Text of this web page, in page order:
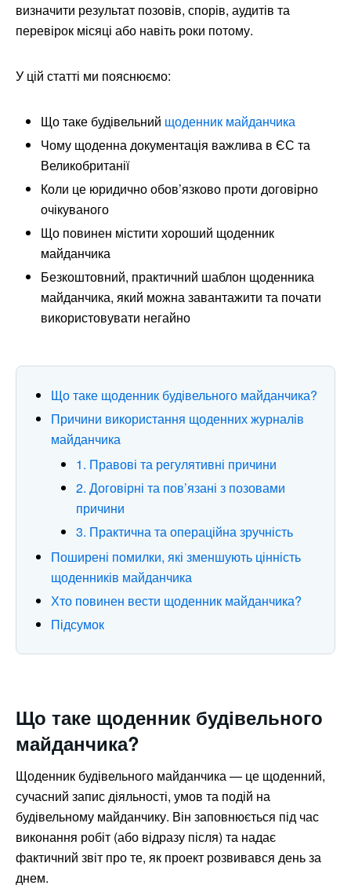
визначити результат позовів, спорів, аудитів та
перевірок місяці або навіть роки потому.
У цій статті ми пояснюємо:
Що таке будівельний щоденник майданчика
Чому щоденна документація важлива в ЄС та
Великобританії
Коли це юридично обов’язково проти договірно
очікуваного
Що повинен містити хороший щоденник
майданчика
Безкоштовний, практичний шаблон щоденника
майданчика, який можна завантажити та почати
використовувати негайно
Що таке щоденник будівельного майданчика?
Причини використання щоденних журналів
майданчика
1. Правові та регулятивні причини
2. Договірні та пов’язані з позовами
причини
3. Практична та операційна зручність
Поширені помилки, які зменшують цінність
щоденників майданчика
Хто повинен вести щоденник майданчика?
Підсумок
Що таке щоденник будівельного
майданчика?
Щоденник будівельного майданчика — це щоденний,
сучасний запис діяльності, умов та подій на
будівельному майданчику. Він заповнюється під час
виконання робіт (або відразу після) та надає
фактичний звіт про те, як проект розвивався день за
днем.